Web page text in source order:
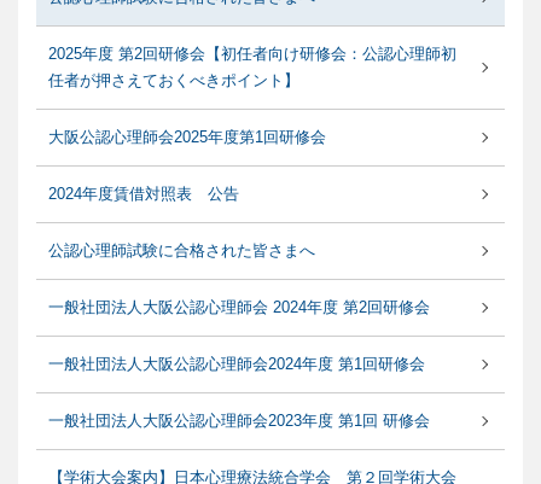
2025年度 第2回研修会【初任者向け研修会：公認心理師初
任者が押さえておくべきポイント】
大阪公認心理師会2025年度第1回研修会
2024年度賃借対照表 公告
公認心理師試験に合格された皆さまへ
一般社団法人大阪公認心理師会 2024年度 第2回研修会
一般社団法人大阪公認心理師会2024年度 第1回研修会
一般社団法人大阪公認心理師会2023年度 第1回 研修会
【学術大会案内】日本心理療法統合学会 第２回学術大会